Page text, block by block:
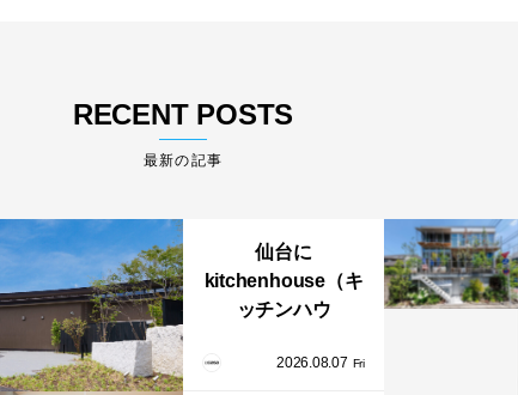
RECENT POSTS
最新の記事
仙台に
kitchenhouse（キ
ッチンハウ
（グラフテクト）
2026.08.07 Fri